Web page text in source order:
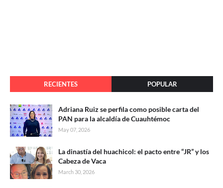
RECIENTES POPULAR
Adriana Ruiz se perfila como posible carta del
PAN para la alcaldía de Cuauhtémoc
May 07, 2026
La dinastía del huachicol: el pacto entre “JR” y los
Cabeza de Vaca
March 30, 2026